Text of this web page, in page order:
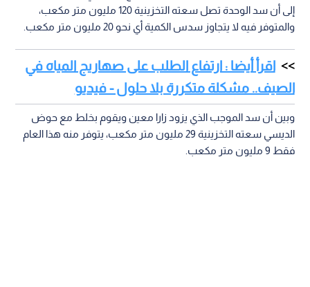
إلى أن سد الوحدة تصل سعته التخزينية 120 مليون متر مكعب،
والمتوفر فيه لا يتجاوز سدس الكمية أي نحو 20 مليون متر مكعب.
اقرأ أيضا : ارتفاع الطلب على صهاريج المياه في
الصيف.. مشكلة متكررة بلا حلول - فيديو
وبين أن سد الموجب الذي يزود زارا معين ويقوم بخلط مع حوض
الديسي سعته التخزينية 29 مليون متر مكعب، يتوفر منه هذا العام
فقط 9 مليون متر مكعب.